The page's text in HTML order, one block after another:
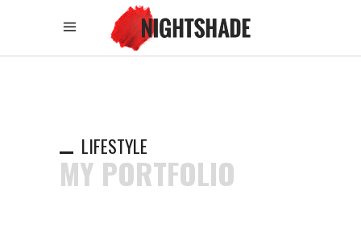
LIFESTYLE
MY PORTFOLIO